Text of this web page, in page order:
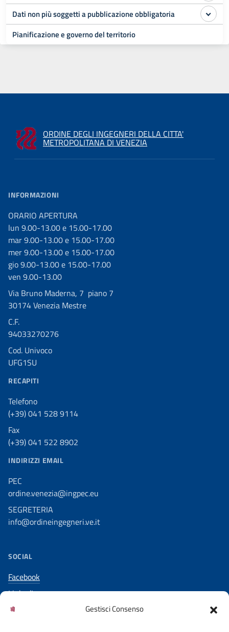
Gestisci Consenso
Dati non più soggetti a pubblicazione obbligatoria
Pianificazione e governo del territorio
ORDINE DEGLI INGEGNERI DELLA CITTA'
METROPOLITANA DI VENEZIA
INFORMAZIONI
ORARIO APERTURA
lun 9.00-13.00 e 15.00-17.00
mar 9.00-13.00 e 15.00-17.00
mer 9.00-13.00 e 15.00-17.00
gio 9.00-13.00 e 15.00-17.00
ven 9.00-13.00
Via Bruno Maderna, 7 piano 7
30174 Venezia Mestre
C.F.
94033270276
Cod. Univoco
UFG1SU
RECAPITI
Telefono
(+39) 041 528 9114
Fax
(+39) 041 522 8902
INDIRIZZI EMAIL
PEC
ordine.venezia@ingpec.eu
SEGRETERIA
info@ordineingegneri.ve.it
SOCIAL
Facebook
LinkedIn
YouTube